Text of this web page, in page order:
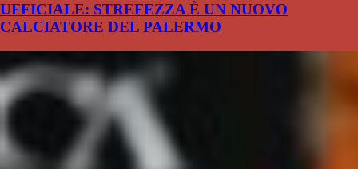
UFFICIALE: STREFEZZA È UN NUOVO
CALCIATORE DEL PALERMO